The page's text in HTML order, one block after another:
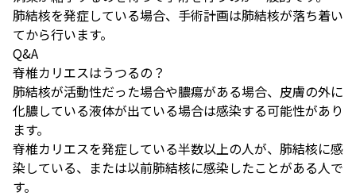
肺結核を発症している場合、手術計画は肺結核が落ち着い
てから行います。
Q&A
脊椎カリエスはうつるの？
肺結核が活動性だった場合や膿瘍がある場合、皮膚の外に
化膿している液体が出ている場合は感染する可能性があり
ます。
脊椎カリエスを発症している半数以上の人が、肺結核に感
染している、または以前肺結核に感染したことがある人で
す。